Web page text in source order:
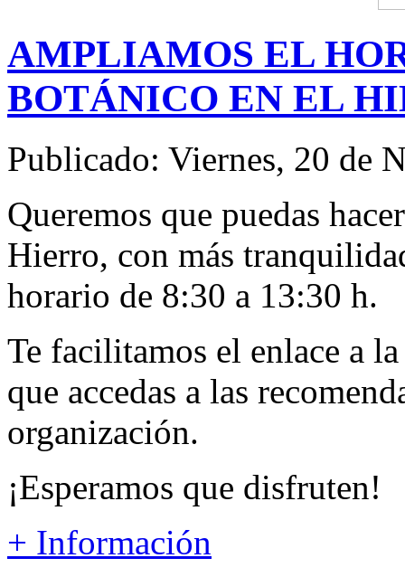
AMPLIAMOS EL
BOTÁNICO EN EL
Publicado: Viernes, 20 de
Queremos que puedas
Hierro, con más
horario de 8:30 a 13:30 h.
Te facilitamos el enlace a
que accedas a las
organización.
¡Esperamos que disfruten!
+ Información